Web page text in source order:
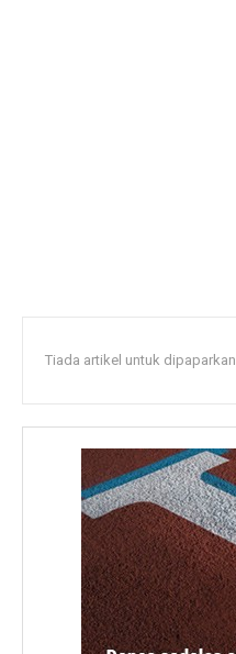
Tiada artikel untuk dipaparkan